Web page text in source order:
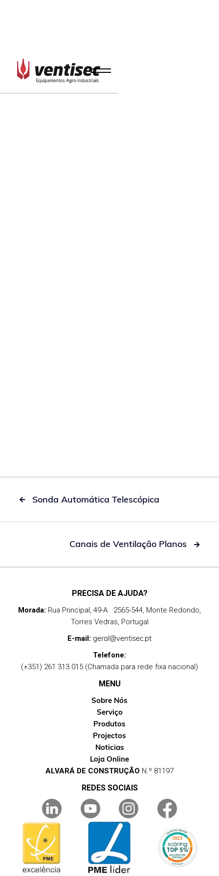
 Sonda Automática Telescópica
Canais de Ventilação Planos 
PRECISA DE AJUDA?
Morada: Rua Principal, 49-A 2565-544, Monte Redondo,
Torres Vedras, Portugal
E-mail: geral@ventisec.pt
Telefone:
(+351) 261 313 015 (Chamada para rede fixa nacional)
MENU
Sobre Nós
Serviço
Produtos
Projectos
Noticias
Loja Online
ALVARÁ DE CONSTRUÇÃO N.º 81197
REDES SOCIAIS